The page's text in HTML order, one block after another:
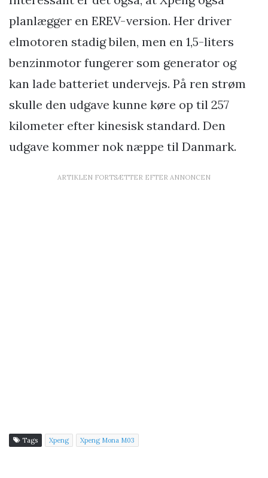
planlægger en EREV-version. Her driver
elmotoren stadig bilen, men en 1,5-liters
benzinmotor fungerer som generator og
kan lade batteriet undervejs. På ren strøm
skulle den udgave kunne køre op til 257
kilometer efter kinesisk standard. Den
udgave kommer nok næppe til Danmark.
ARTIKLEN FORTSÆTTER EFTER ANNONCEN
Tags Xpeng Xpeng Mona M03